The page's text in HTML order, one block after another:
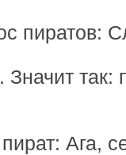
пиратов:
Значит так:
Ага,